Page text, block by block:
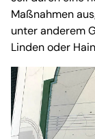
Maßnahmen
unter anderem
Linden oder